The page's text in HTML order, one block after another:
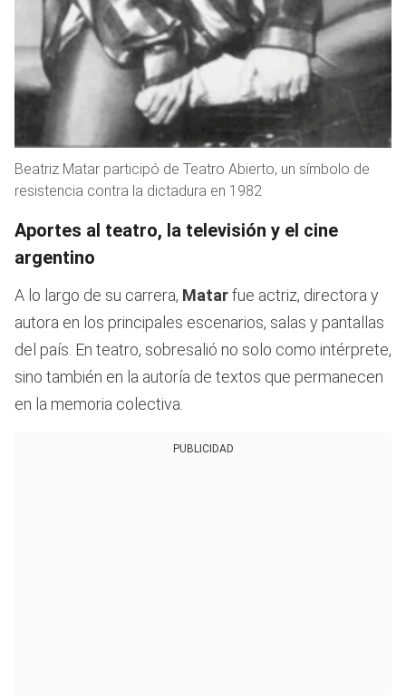
Beatriz Matar participó de Teatro Abierto, un símbolo de
resistencia contra la dictadura en 1982
Aportes al teatro, la televisión y el cine
argentino
A lo largo de su carrera, Matarfue actriz, directora y
autora en los principales escenarios, salas y pantallas
del país. En teatro, sobresalió no solo como intérprete,
sino también en la autoría de textos que permanecen
en la memoria colectiva.
PUBLICIDAD